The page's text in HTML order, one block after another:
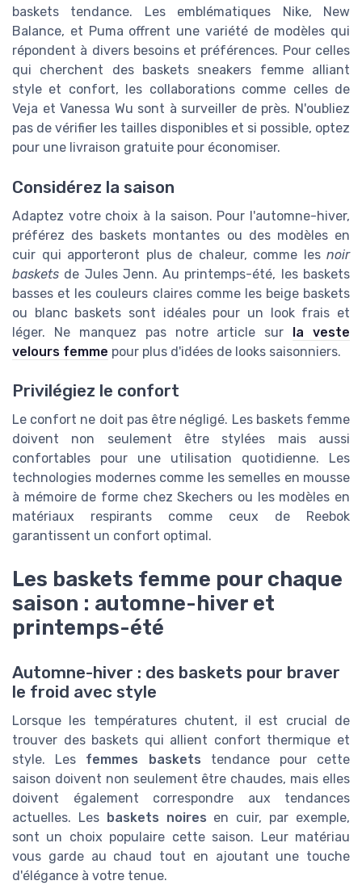
baskets tendance. Les emblématiques Nike, New
Balance, et Puma offrent une variété de modèles qui
répondent à divers besoins et préférences. Pour celles
qui cherchent des baskets sneakers femme alliant
style et confort, les collaborations comme celles de
Veja et Vanessa Wu sont à surveiller de près. N'oubliez
pas de vérifier les tailles disponibles et si possible, optez
pour une livraison gratuite pour économiser.
Considérez la saison
Adaptez votre choix à la saison. Pour l'automne-hiver,
préférez des baskets montantes ou des modèles en
cuir qui apporteront plus de chaleur, comme les noir
baskets de Jules Jenn. Au printemps-été, les baskets
basses et les couleurs claires comme les beige baskets
ou blanc baskets sont idéales pour un look frais et
léger. Ne manquez pas notre article sur la veste
velours femme pour plus d'idées de looks saisonniers.
Privilégiez le confort
Le confort ne doit pas être négligé. Les baskets femme
doivent non seulement être stylées mais aussi
confortables pour une utilisation quotidienne. Les
technologies modernes comme les semelles en mousse
à mémoire de forme chez Skechers ou les modèles en
matériaux respirants comme ceux de Reebok
garantissent un confort optimal.
Les baskets femme pour chaque
saison : automne-hiver et
printemps-été
Automne-hiver : des baskets pour braver
le froid avec style
Lorsque les températures chutent, il est crucial de
trouver des baskets qui allient confort thermique et
style. Les femmes baskets tendance pour cette
saison doivent non seulement être chaudes, mais elles
doivent également correspondre aux tendances
actuelles. Les
baskets noires en cuir, par exemple,
sont un choix populaire cette saison. Leur matériau
vous garde au chaud tout en ajoutant une touche
d'élégance à votre tenue.